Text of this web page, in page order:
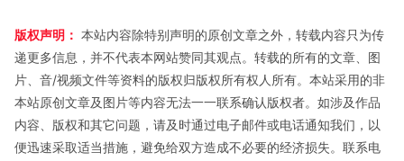
版权声明： 本站内容除特别声明的原创文章之外，转载内容只为传
递更多信息，并不代表本网站赞同其观点。转载的所有的文章、图
片、音/视频文件等资料的版权归版权所有权人所有。本站采用的非
本站原创文章及图片等内容无法一一联系确认版权者。如涉及作品
内容、版权和其它问题，请及时通过电子邮件或电话通知我们，以
便迅速采取适当措施，避免给双方造成不必要的经济损失。联系电